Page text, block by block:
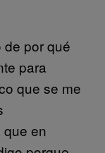
por qué
para
que se me
en